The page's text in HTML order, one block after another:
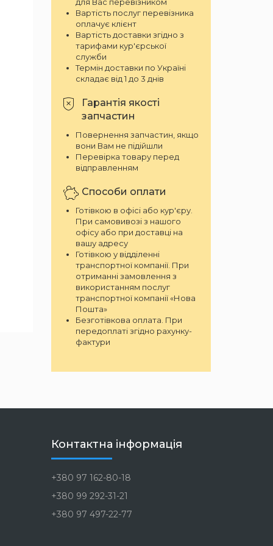
Вартість послуг перевізника
оплачує клієнт
Вартість доставки згідно з
тарифами кур'єрської
служби
Термін доставки по Україні
складає від 1 до 3 днів
Гарантія якості
запчастин
Повернення запчастин, якщо
вони Вам не підійшли
Перевірка товару перед
відправленням
Способи оплати
Готівкою в офісі або кур'єру.
При самовивозі з нашого
офісу або при доставці на
вашу адресу
Готівкою у відділенні
транспортної компанії. При
отриманні замовлення з
використанням послуг
транспортної компанії «Нова
Пошта»
Безготівкова оплата. При
передоплаті згідно рахунку-
фактури
Контактна інформація
+380 97 162-80-18
+380 99 292-31-21
+380 97 497-22-77